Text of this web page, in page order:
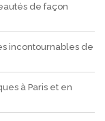
de façon
incontournables de
à Paris et en